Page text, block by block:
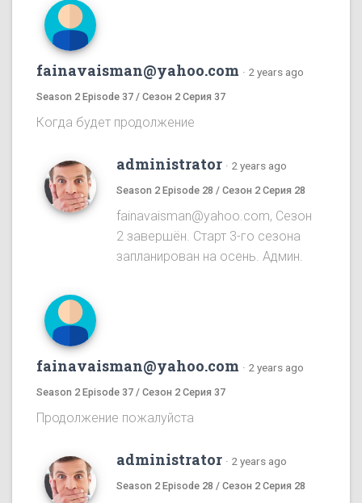
fainavaisman@yahoo.com · 2 years ago
Season 2 Episode 37 / Сезон 2 Серия 37
Когда будет продолжение
administrator · 2 years ago
Season 2 Episode 28 / Сезон 2 Серия 28
fainavaisman@yahoo.com, Сезон
2 завершён. Старт 3-го сезона
запланирован на осень. Админ.
fainavaisman@yahoo.com · 2 years ago
Season 2 Episode 37 / Сезон 2 Серия 37
Продолжение пожалуйста
administrator · 2 years ago
Season 2 Episode 28 / Сезон 2 Серия 28